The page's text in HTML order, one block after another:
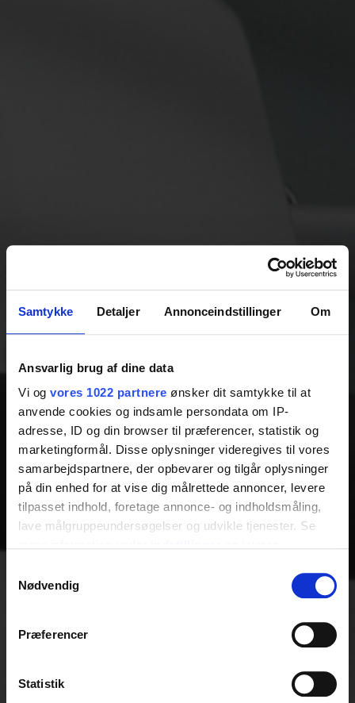
Samtykke Detaljer Annonceindstillinger Om
Ansvarlig brug af dine data
Vi og vores 1022 partnere ønsker dit samtykke til at
anvende cookies og indsamle persondata om IP-
adresse, ID og din browser til præferencer, statistik og
marketingformål. Disse oplysninger videregives til vores
samarbejdspartnere, der opbevarer og tilgår oplysninger
på din enhed for at vise dig målrettede annoncer, levere
tilpasset indhold, foretage annonce- og indholdsmåling,
lave målgruppeundersøgelser og udvikle tjenester. Se
tilbage eller ændre indstillinger fra vores
"Cookiedeklaration", eller ved at trykke på "Privacy
Indsamle præcise oplysninger om din placering,
Nødvendig
Præferencer
Statistik